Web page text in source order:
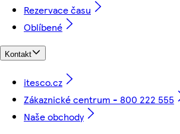
Rezervace času
Oblíbené
Kontakt
itesco.cz
Zákaznické centrum - 800 222 555
Naše obchody